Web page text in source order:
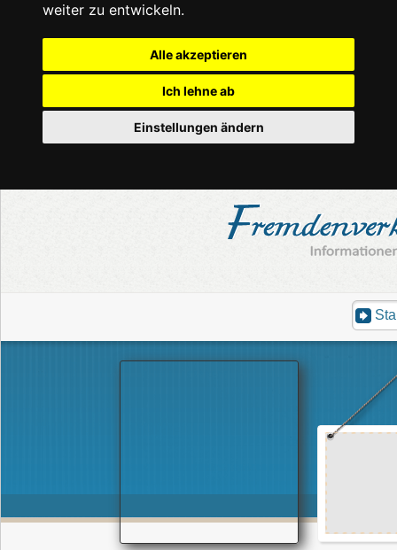
weiter zu entwickeln.
Alle akzeptieren
Ich lehne ab
Einstellungen ändern